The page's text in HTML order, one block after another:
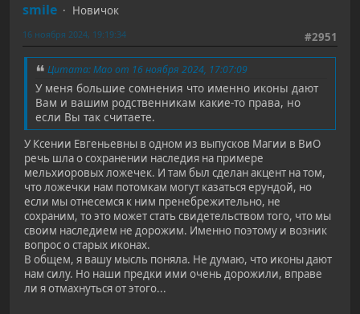
smile
Новичок
#2951
16 ноября 2024, 19:19:34
Цитата: Mao от 16 ноября 2024, 17:07:09
У меня большие сомнения что именно иконы дают
Вам и вашим родственникам какие-то права, но
если Вы так считаете.
У Ксении Евгеньевны в одном из выпусков Магии в ВиО
речь шла о сохранении наследия на примере
мельхиоровых ложечек. И там был сделан акцент на том,
что ложечки нам потомкам могут казаться ерундой, но
если мы отнесемся к ним пренебрежительно, не
сохраним, то это может стать свидетельством того, что мы
своим наследием не дорожим. Именно поэтому и возник
вопрос о старых иконах.
В общем, я вашу мысль поняла. Не думаю, что иконы дают
нам силу. Но наши предки ими очень дорожили, вправе
ли я отмахнуться от этого...